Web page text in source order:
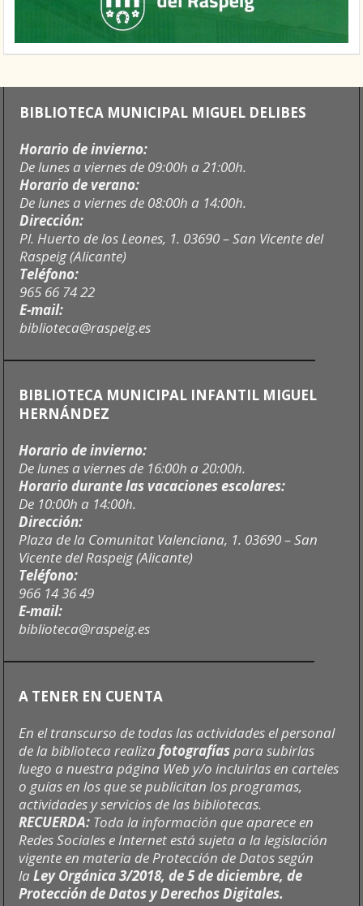
BIBLIOTECA MUNICIPAL MIGUEL DELIBES
Horario de invierno:
De lunes a viernes de 09:00h a 21:00h.
Horario de verano:
De lunes a viernes de 08:00h a 14:00h.
Dirección:
Pl. Huerto de los Leones, 1. 03690 – San Vicente del
Raspeig (Alicante)
Teléfono:
965 66 74 22
E-mail:
biblioteca@raspeig.es
BIBLIOTECA MUNICIPAL INFANTIL MIGUEL
HERNÁNDEZ
Horario de invierno:
De lunes a viernes de 16:00h a 20:00h.
Horario durante las vacaciones escolares:
De 10:00h a 14:00h.
Dirección:
Plaza de la Comunitat Valenciana, 1. 03690 – San
Vicente del Raspeig (Alicante)
Teléfono:
966 14 36 49
E-mail:
biblioteca@raspeig.es
A TENER EN CUENTA
En el transcurso de todas las actividades el personal
de la biblioteca realizafotografíaspara subirlas
luego a nuestra página Web y/o incluirlas en carteles
o guías en los que se publicitan los programas,
actividades y servicios de las bibliotecas.
RECUERDA: Toda la información que aparece en
Redes Sociales e Internet está sujeta a la legislación
vigente en materia de Protección de Datos según
laLey Orgánica 3/2018, de 5 de diciembre, de
Protección de Datos y Derechos Digitales.